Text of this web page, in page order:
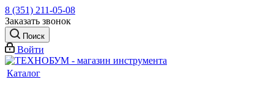
8 (351) 211-05-08
Заказать звонок
Поиск
Войти
Каталог